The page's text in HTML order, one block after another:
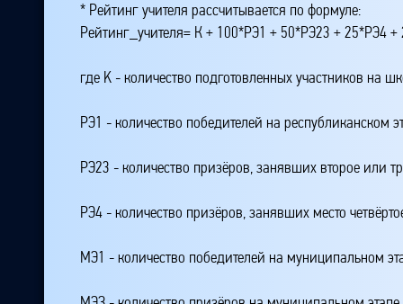
* Рейтинг учителя рассчитывается по формуле:
Рейтинг_учителя= К + 100*РЭ1 + 50*РЭ23 +
где K - количество подготовленных участников на
РЭ1 - количество победителей на республиканском
РЭ23 - количество призёров, занявших второе или
РЭ4 - количество призёров, занявших место
МЭ1 - количество победителей на муниципальном